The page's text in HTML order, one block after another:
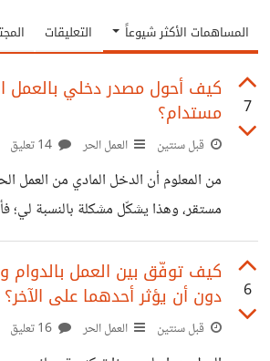
المساهمات الأكثر شيوعاً التعليقات
7
كيف أحول مصدر دخلي بالعمل
مستدام؟
قبل سنتين العمل الحر
من المعلوم أن الدخل المادي من العمل
مستقر، وهذا يشكّل مشكلة بالنسبة لي؛
كبيرة من الوقت ولا أجد أي دخل
العمل الحر ليصبح مصدرَ دخلٍ دائم ولا
6
كيف توفّق بين العمل بالدوام
دون أن يؤثر أحدهما على الآخر؟
قبل سنتين العمل الحر